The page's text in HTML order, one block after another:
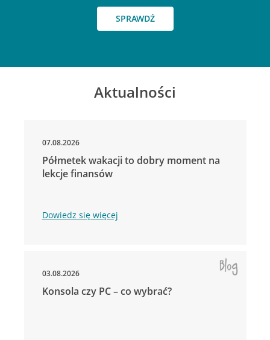
SPRAWDŹ
Aktualności
07.08.2026
Półmetek wakacji to dobry moment na
lekcje finansów
Dowiedz się więcej
03.08.2026
Konsola czy PC – co wybrać?